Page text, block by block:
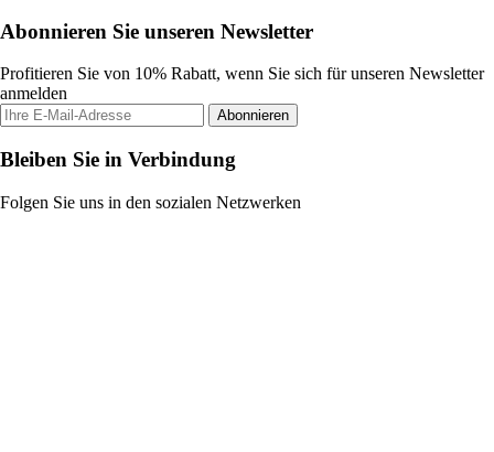
Abonnieren Sie unseren Newsletter
Profitieren Sie von 10% Rabatt, wenn Sie sich für unseren Newsletter
anmelden
Abonnieren
Bleiben Sie in Verbindung
Folgen Sie uns in den sozialen Netzwerken